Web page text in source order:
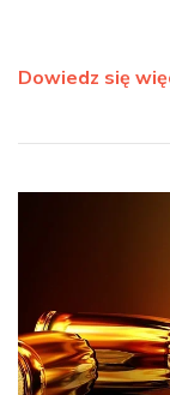
Dowiedz się